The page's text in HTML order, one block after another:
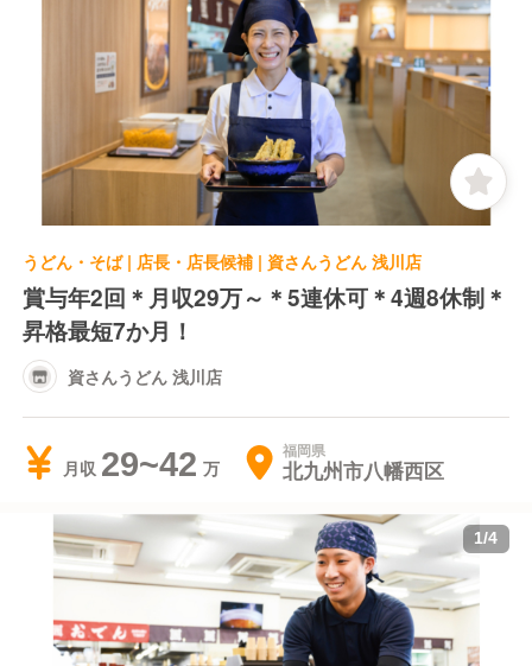
うどん・そば | 店長・店長候補 | 資さんうどん 浅川店
賞与年2回＊月収29万～＊5連休可＊4週8休制＊
昇格最短7か月！
資さんうどん 浅川店
月収 29~42 福岡県
北九州市八幡西区
1/4